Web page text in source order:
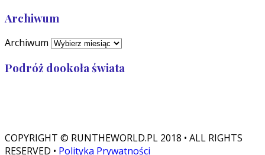
Archiwum
Archiwum
Podróż dookoła świata
COPYRIGHT © RUNTHEWORLD.PL 2018 • ALL RIGHTS
RESERVED • Polityka Prywatności